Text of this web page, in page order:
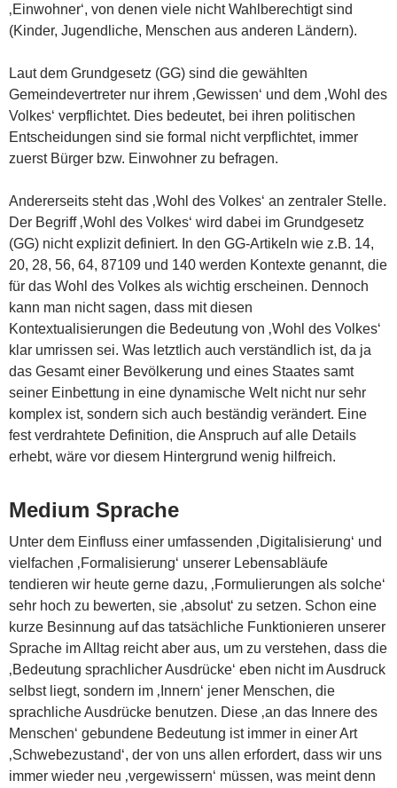
‚Einwohner‘, von denen viele nicht Wahlberechtigt sind
(Kinder, Jugendliche, Menschen aus anderen Ländern).
Laut dem Grundgesetz (GG) sind die gewählten
Gemeindevertreter nur ihrem ‚Gewissen‘ und dem ‚Wohl des
Volkes‘ verpflichtet. Dies bedeutet, bei ihren politischen
Entscheidungen sind sie formal nicht verpflichtet, immer
zuerst Bürger bzw. Einwohner zu befragen.
Andererseits steht das ‚Wohl des Volkes‘ an zentraler Stelle.
Der Begriff ‚Wohl des Volkes‘ wird dabei im Grundgesetz
(GG) nicht explizit definiert. In den GG-Artikeln wie z.B. 14,
20, 28, 56, 64, 87109 und 140 werden Kontexte genannt, die
für das Wohl des Volkes als wichtig erscheinen. Dennoch
kann man nicht sagen, dass mit diesen
Kontextualisierungen die Bedeutung von ‚Wohl des Volkes‘
klar umrissen sei. Was letztlich auch verständlich ist, da ja
das Gesamt einer Bevölkerung und eines Staates samt
seiner Einbettung in eine dynamische Welt nicht nur sehr
komplex ist, sondern sich auch beständig verändert. Eine
fest verdrahtete Definition, die Anspruch auf alle Details
erhebt, wäre vor diesem Hintergrund wenig hilfreich.
Medium Sprache
Unter dem Einfluss einer umfassenden ‚Digitalisierung‘ und
vielfachen ‚Formalisierung‘ unserer Lebensabläufe
tendieren wir heute gerne dazu, ‚Formulierungen als solche‘
sehr hoch zu bewerten, sie ‚absolut‘ zu setzen. Schon eine
kurze Besinnung auf das tatsächliche Funktionieren unserer
Sprache im Alltag reicht aber aus, um zu verstehen, dass die
‚Bedeutung sprachlicher Ausdrücke‘ eben nicht im Ausdruck
selbst liegt, sondern im ‚Innern‘ jener Menschen, die
sprachliche Ausdrücke benutzen. Diese ‚an das Innere des
Menschen‘ gebundene Bedeutung ist immer in einer Art
‚Schwebezustand‘, der von uns allen erfordert, dass wir uns
immer wieder neu ‚vergewissern‘ müssen, was meint denn